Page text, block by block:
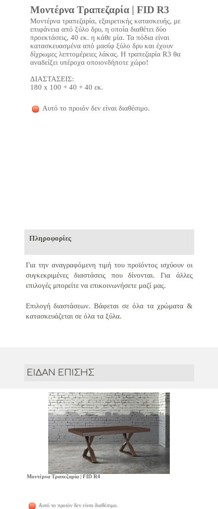
Μοντέρνα Τραπεζαρία | FID R3
Μοντέρνα τραπεζαρία, εξαιρετικής κατασκευής, με
επιφάνεια από ξύλο δρυ, η οποία διαθέτει δύο
προεκτάσεις, 40 εκ. η κάθε μία. Τα πόδια είναι
κατασκευασμένα από μασίφ ξύλο δρυ και έχουν
δίχρωμες λεπτομέρειες λάκας. Η τραπεζαρία R3 θα
αναδείξει υπέροχα οποιονδήποτε χώρο!
ΔΙΑΣΤΑΣΕΙΣ:
180 x 100 + 40 + 40 εκ.
Αυτό το προιόν δεν είναι διαθέσιμο.
Πληροφορίες
Για την αναγραφόμενη τιμή του προϊόντος ισχύουν οι
συγκεκριμένες διαστάσεις που δίνονται. Για άλλες
επιλογές μπορείτε να επικοινωνήσετε μαζί μας.
Επιλογή διαστάσεων. Βάφεται σε όλα τα χρώματα &
κατασκευάζεται σε όλα τα ξύλα.
ΕΙΔΑΝ ΕΠΙΣΗΣ
Μοντέρνα Τραπεζαρία | FID R4
Αυτό το προιόν δεν είναι διαθέσιμο.